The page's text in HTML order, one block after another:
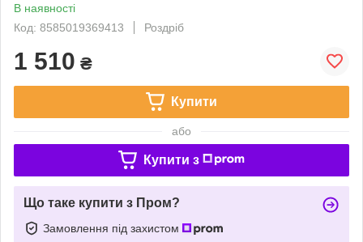
В наявності
Код: 8585019369413
Роздріб
1 510 ₴
Купити
або
Купити з
Що таке купити з Пром?
Замовлення під захистом